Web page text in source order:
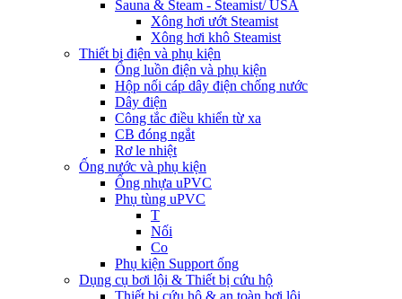
Sauna & Steam - Steamist/ USA
Xông hơi ướt Steamist
Xông hơi khô Steamist
Thiết bị điện và phụ kiện
Ống luồn điện và phụ kiện
Hộp nối cáp dây điện chống nước
Dây điện
Công tắc điều khiển từ xa
CB đóng ngắt
Rơ le nhiệt
Ống nước và phụ kiện
Ống nhựa uPVC
Phụ tùng uPVC
T
Nối
Co
Phụ kiện Support ống
Dụng cụ bơi lội & Thiết bị cứu hộ
Thiết bị cứu hộ & an toàn bơi lội